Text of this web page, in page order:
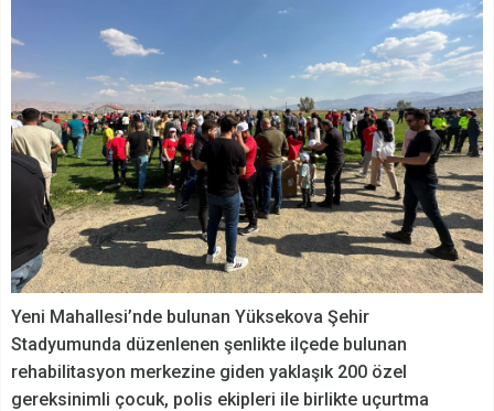
Yeni Mahallesi’nde bulunan Yüksekova Şehir
Stadyumunda düzenlenen şenlikte ilçede bulunan
rehabilitasyon merkezine giden yaklaşık 200 özel
gereksinimli çocuk, polis ekipleri ile birlikte uçurtma